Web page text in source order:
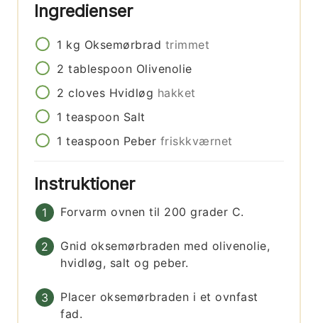
Ingredienser
1 kg Oksemørbrad trimmet
2 tablespoon Olivenolie
2 cloves Hvidløg hakket
1 teaspoon Salt
1 teaspoon Peber friskkværnet
Instruktioner
Forvarm ovnen til 200 grader C.
Gnid oksemørbraden med olivenolie,
hvidløg, salt og peber.
Placer oksemørbraden i et ovnfast
fad.